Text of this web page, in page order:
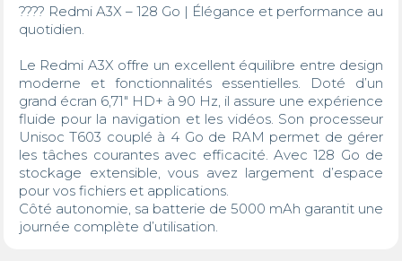
???? Redmi A3X – 128 Go | Élégance et performance au
quotidien.
Le Redmi A3X offre un excellent équilibre entre design
moderne et fonctionnalités essentielles. Doté d’un
grand écran 6,71" HD+ à 90 Hz, il assure une expérience
fluide pour la navigation et les vidéos. Son processeur
Unisoc T603 couplé à 4 Go de RAM permet de gérer
les tâches courantes avec efficacité. Avec 128 Go de
stockage extensible, vous avez largement d’espace
pour vos fichiers et applications.
Côté autonomie, sa batterie de 5000 mAh garantit une
journée complète d’utilisation.